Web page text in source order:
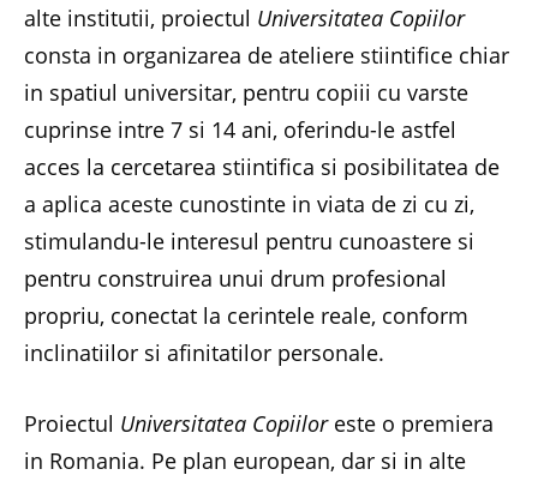
alte institutii, proiectul Universitatea Copiilor
consta in organizarea de ateliere stiintifice chiar
in spatiul universitar, pentru copiii cu varste
cuprinse intre 7 si 14 ani, oferindu-le astfel
acces la cercetarea stiintifica si posibilitatea de
a aplica aceste cunostinte in viata de zi cu zi,
stimulandu-le interesul pentru cunoastere si
pentru construirea unui drum profesional
propriu, conectat la cerintele reale, conform
inclinatiilor si afinitatilor personale.
Proiectul Universitatea Copiiloreste o premiera
in Romania. Pe plan european, dar si in alte